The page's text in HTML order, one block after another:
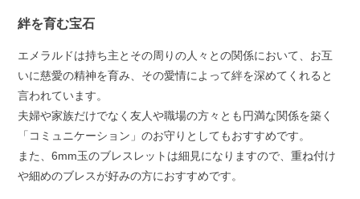
絆を育む宝石
エメラルドは持ち主とその周りの人々との関係において、お互
いに慈愛の精神を育み、その愛情によって絆を深めてくれると
言われています。
夫婦や家族だけでなく友人や職場の方々とも円満な関係を築く
「コミュニケーション」のお守りとしてもおすすめです。
また、6mm玉のブレスレットは細見になりますので、重ね付け
や細めのブレスが好みの方におすすめです。